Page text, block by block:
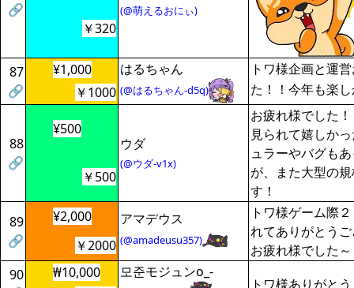
🔗
(@萌えるおにぃ)
￥320
87
🔗
¥1,000 はるちゃん
(@はるちゃん-d5q)
トワ様企画と運
た！！今年も楽
￥1000
88
🔗
¥500
ウダ
(@ウダ-v1x)
お疲れ様でした
見られて嬉しか
ュラーやバグも
が、また大型の
す！
￥500
89
🔗
¥2,000 アマデウス
(@amadeusu357)
トワ様ゲーム際
れてありがとう
お疲れ様でした
￥2000
90
₩10,000 모준モジュンo_-
トワ様ありがと